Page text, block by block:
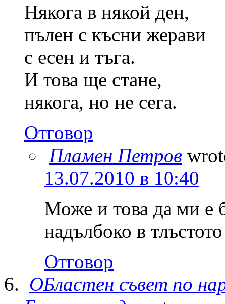
Някога в някой ден,
пълен с късни жерави
с есен и тъга.
И това ще стане,
някога, но не сега.
Отговор
Пламен Петров
13.07.2010 в 10:40
Може и това да ми е
надълбоко в
Отговор
ОБластен съвет по